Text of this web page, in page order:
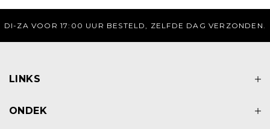
DI-ZA VOOR 17:00 UUR BESTELD, ZELFDE DAG VERZONDEN.
LINKS
ONDEK